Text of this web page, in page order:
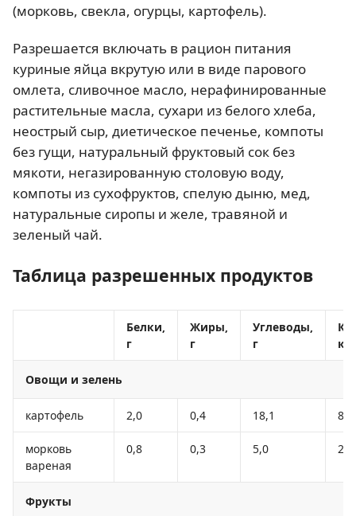
(морковь, свекла, огурцы, картофель).
Разрешается включать в рацион питания
куриные яйца вкрутую или в виде парового
омлета, сливочное масло, нерафинированные
растительные масла, сухари из белого хлеба,
неострый сыр, диетическое печенье, компоты
без гущи, натуральный фруктовый сок без
мякоти, негазированную столовую воду,
компоты из сухофруктов, спелую дыню, мед,
натуральные сиропы и желе, травяной и
зеленый чай.
Таблица разрешенных продуктов
Белки,
г
Жиры,
г
Углеводы,
г
Овощи и зелень
картофель 2,0 0,4 18,1 80
морковь
вареная
0,8 0,3 5,0 25
Фрукты